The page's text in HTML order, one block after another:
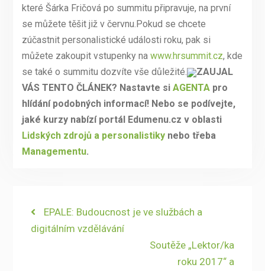
které Šárka Fričová po summitu připravuje, na první
se můžete těšit již v červnu.Pokud se chcete
zúčastnit personalistické události roku, pak si
můžete zakoupit vstupenky na www.hrsummit.cz, kde
se také o summitu dozvíte vše důležité.
ZAUJAL
VÁS TENTO ČLÁNEK? Nastavte si AGENTA pro
hlídání podobných informací! Nebo se podívejte,
jaké kurzy nabízí portál Edumenu.cz v oblasti
Lidských zdrojů a personalistikynebo třeba
Managementu.
Navigace
pro
Previous
post:
EPALE: Budoucnost je ve službách a
digitálním vzdělávání
Next
Soutěže „Lektor/ka
roku 2017“ a